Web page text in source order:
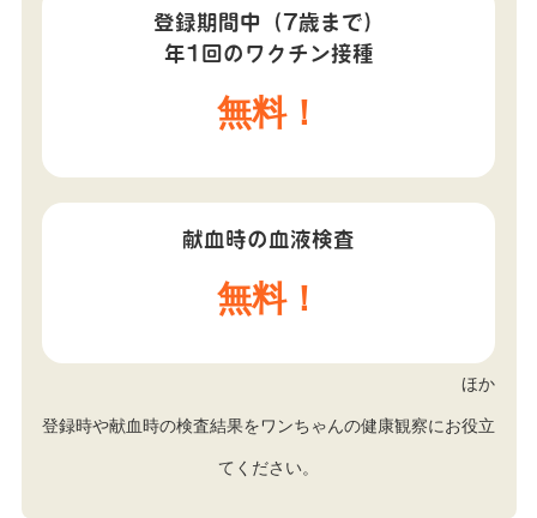
登録期間中（7歳まで）
年1回のワクチン接種
無料！
献血時の血液検査
無料！
ほか
登録時や献血時の検査結果をワンちゃんの健康観察にお役立
てください。